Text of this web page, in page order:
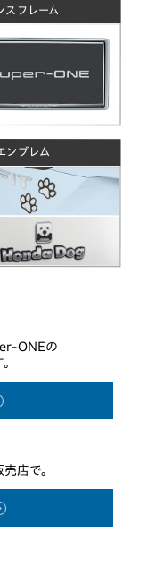
スフレーム
ンブレム
ONEの
店で。